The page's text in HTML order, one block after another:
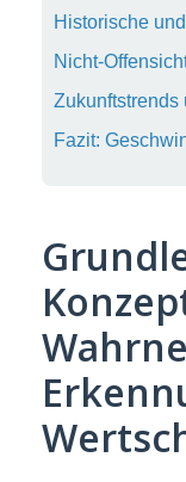
Historische
Nicht-
Zukunftstrends
Fazit: